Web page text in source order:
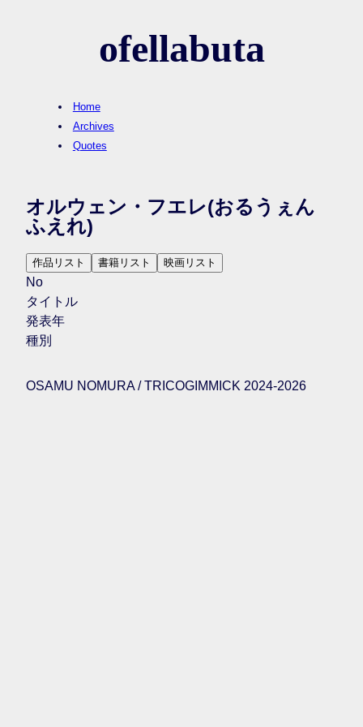
ofellabuta
Home
Archives
Quotes
オルウェン・フエレ(おるうぇん
ふえれ)
作品リスト 書籍リスト 映画リスト
No
タイトル
発表年
種別
OSAMU NOMURA / TRICOGIMMICK 2024-2026